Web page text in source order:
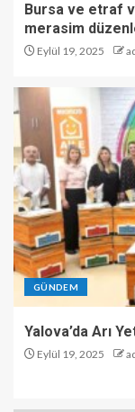
Bursa ve etraf
merasim
Eylül 19, 2025
GÜNDEM
Yalova’da Arı
Eylül 19, 2025